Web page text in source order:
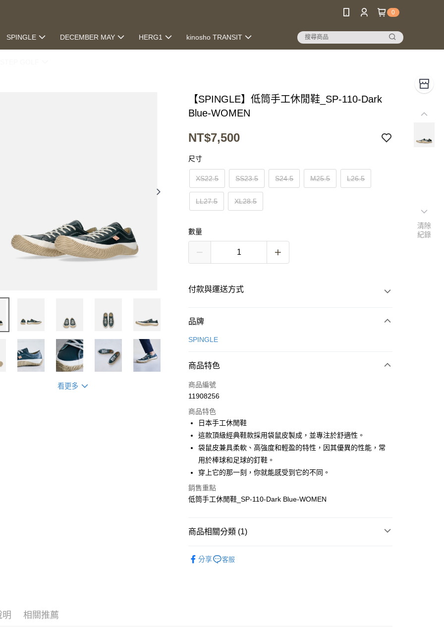
0
SPINGLE DECEMBER MAY HERG1 kinosho TRANSIT
看更多
【SPINGLE】低筒手工休閒鞋_SP-110-Dark
Blue-WOMEN
NT$7,500
尺寸
XS22.5 SS23.5 S24.5 M25.5 L26.5
LL27.5 XL28.5
數量
付款與運送方式
付款方式
信用卡一次付款
Apple Pay
街口支付
悠遊付
全盈+PAY
ATM付款
運送方式
每筆NT$60
每筆NT$60
品牌
SPINGLE
商品特色
商品編號
11908256
商品特色
日本手工休閒鞋
這款頂級經典鞋款採用袋鼠皮製成，並專注於舒適性。
袋鼠皮兼具柔軟、高強度和輕盈的特性，因其優異的性能，常
用於棒球和足球的釘鞋。
穿上它的那一刻，你就能感受到它的不同。
銷售重點
低筒手工休閒鞋_SP-110-Dark Blue-WOMEN
商品相關分類 (1)
分享
客服
明 相關推薦
清除
紀錄